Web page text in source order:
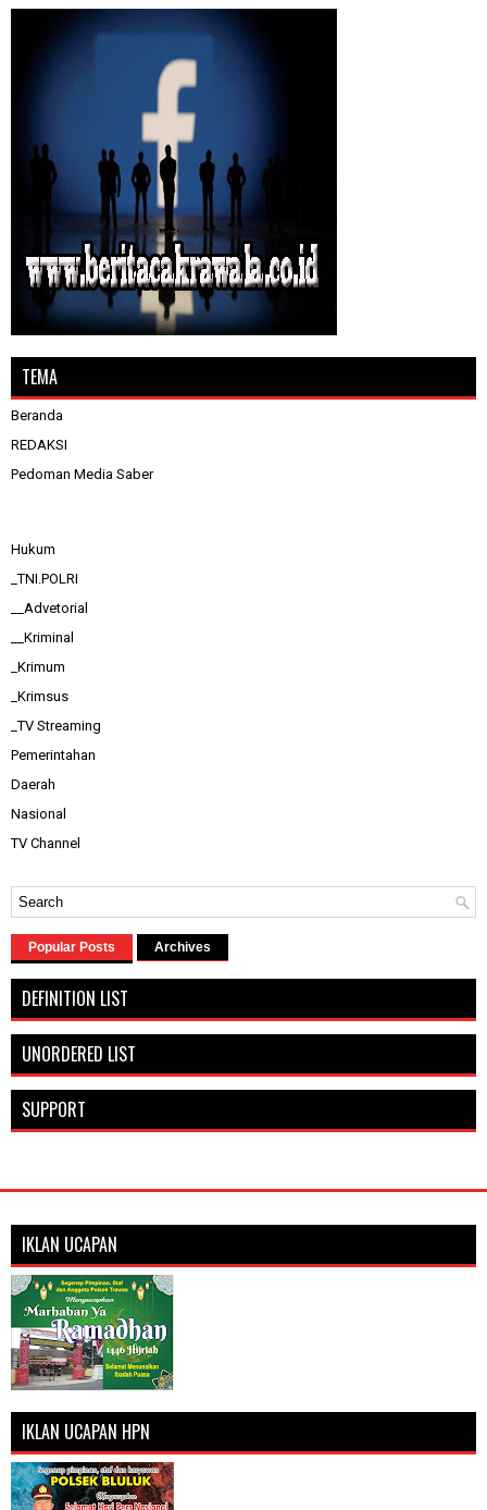
TEMA
Beranda
REDAKSI
Pedoman Media Saber
Hukum
_TNI.POLRI
__Advetorial
__Kriminal
_Krimum
_Krimsus
_TV Streaming
Pemerintahan
Daerah
Nasional
TV Channel
Popular Posts Archives
DEFINITION LIST
UNORDERED LIST
SUPPORT
IKLAN UCAPAN
IKLAN UCAPAN HPN